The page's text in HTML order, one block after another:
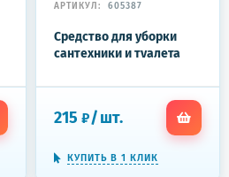
АРТИКУЛ: 605387
Средство для уборки
сантехники и туалета
"Цветочный",
215 ₽/шт.
КУПИТЬ В 1 КЛИК